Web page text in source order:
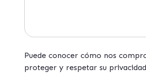
Puede conocer cómo nos
proteger y respetar su